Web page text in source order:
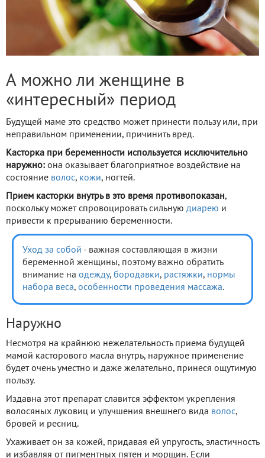
А можно ли женщине в
«интересный» период
Будущей маме это средство может принести пользу или, при
неправильном применении, причинить вред.
Касторка при беременности используется исключительно
наружно: она оказывает благоприятное воздействие на
состояние волос, кожи, ногтей.
Прием касторки внутрь в это время противопоказан,
поскольку может спровоцировать сильную диарею и
привести к прерыванию беременности.
Уход за собой - важная составляющая в жизни
беременной женщины, поэтому важно обратить
внимание на одежду, бородавки, растяжки, нормы
набора веса, особенности проведения массажа.
Наружно
Несмотря на крайнюю нежелательность приема будущей
мамой касторового масла внутрь, наружное применение
будет очень уместно и даже желательно, принеся ощутимую
пользу.
Издавна этот препарат славится эффектом укрепления
волосяных луковиц и улучшения внешнего вида волос,
бровей и ресниц.
Ухаживает он за кожей, придавая ей упругость, эластичность
и избавляя от пигментных пятен и морщин. Если